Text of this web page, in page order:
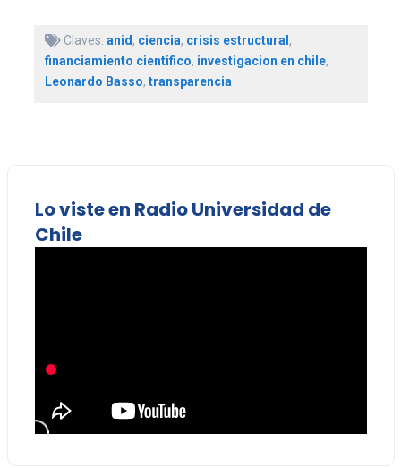
Claves: anid , ciencia, crisis estructural ,
financiamiento cientifico, investigacion en chile,
Leonardo Basso, transparencia
Lo viste en Radio Universidad de
Chile